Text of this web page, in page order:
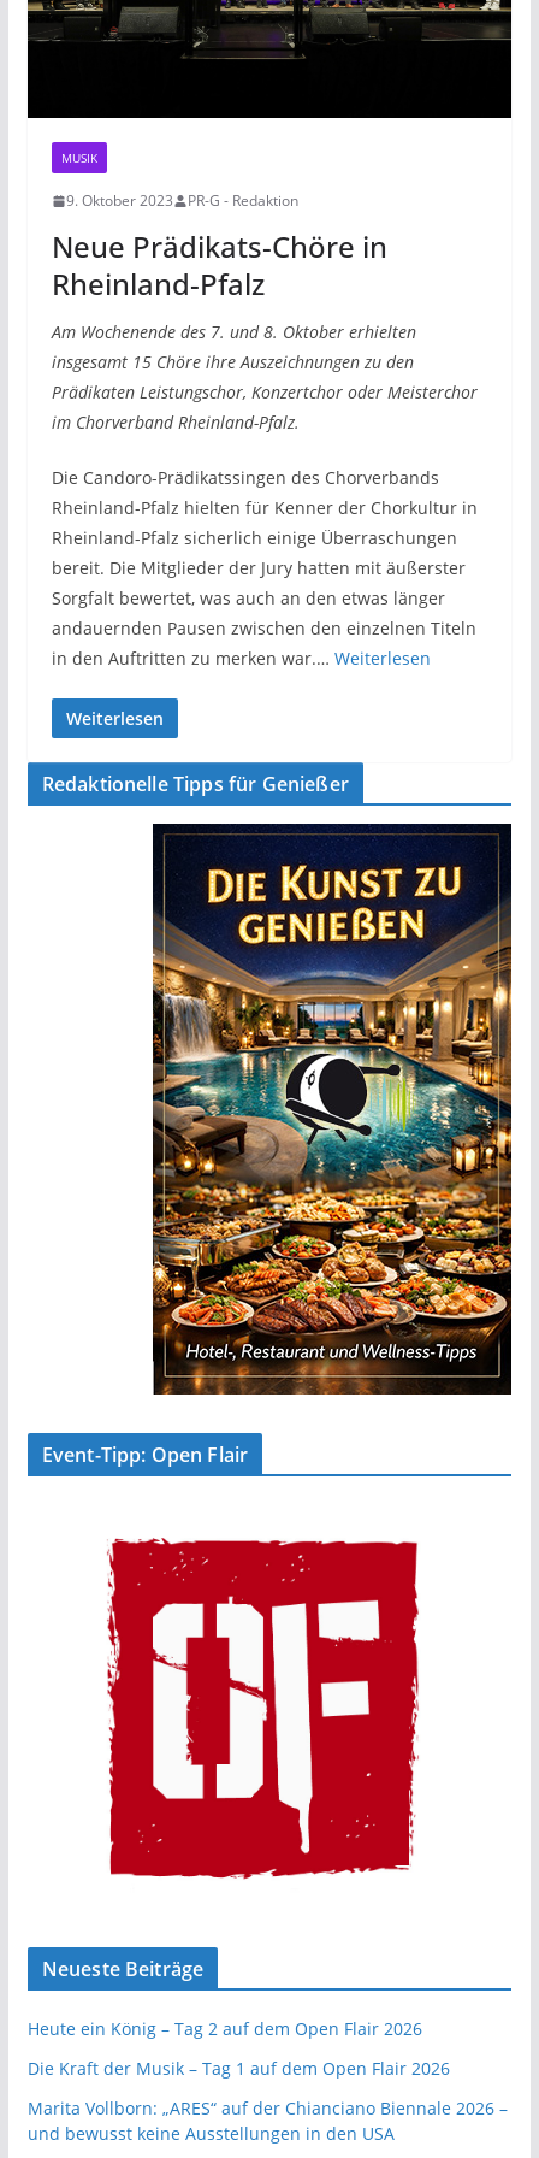
MUSIK
9. Oktober 2023 PR-G - Redaktion
Neue Prädikats-Chöre in
Rheinland-Pfalz
Am Wochenende des 7. und 8. Oktober erhielten
insgesamt 15 Chöre ihre Auszeichnungen zu den
Prädikaten Leistungschor, Konzertchor oder Meisterchor
im Chorverband Rheinland-Pfalz.
Die Candoro-Prädikatssingen des Chorverbands
Rheinland-Pfalz hielten für Kenner der Chorkultur in
Rheinland-Pfalz sicherlich einige Überraschungen
bereit. Die Mitglieder der Jury hatten mit äußerster
Sorgfalt bewertet, was auch an den etwas länger
andauernden Pausen zwischen den einzelnen Titeln
in den Auftritten zu merken war.… Weiterlesen
Weiterlesen
Redaktionelle Tipps für Genießer
Event-Tipp: Open Flair
Neueste Beiträge
Heute ein König – Tag 2 auf dem Open Flair 2026
Die Kraft der Musik – Tag 1 auf dem Open Flair 2026
Marita Vollborn: „ARES“ auf der Chianciano Biennale 2026 –
und bewusst keine Ausstellungen in den USA